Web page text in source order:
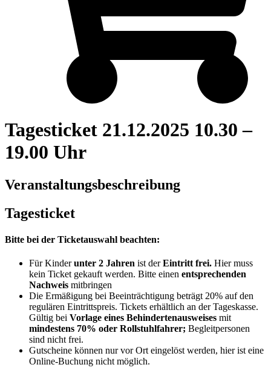
Tagesticket 21.12.2025 10.30 –
19.00 Uhr
Veranstaltungsbeschreibung
Tagesticket
Bitte bei der Ticketauswahl beachten:
Für Kinderunter 2 Jahren ist derEintritt frei. Hier muss
kein Ticket gekauft werden. Bitte einen entsprechenden
Nachweis mitbringen
Die Ermäßigung bei Beeinträchtigung beträgt 20% auf den
regulären Eintrittspreis. Tickets erhältlich an der Tageskasse.
Gültig bei Vorlage eines Behindertenausweises mit
mindestens 70% oder Rollstuhlfahrer; Begleitpersonen
sind nicht frei.
Gutscheine können nur vor Ort eingelöst werden, hier ist eine
Online-Buchung nicht möglich.